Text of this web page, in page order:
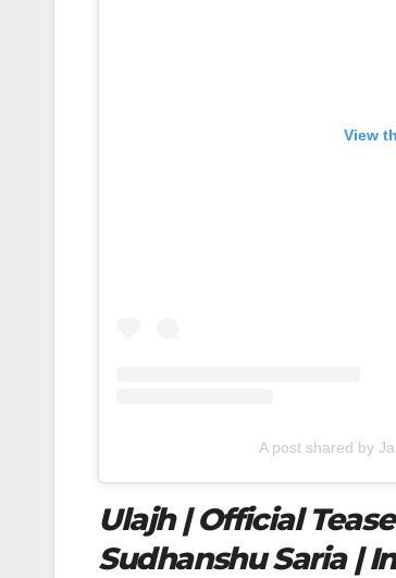
View
A post shared by
Ulajh | Official
Sudhanshu Saria |